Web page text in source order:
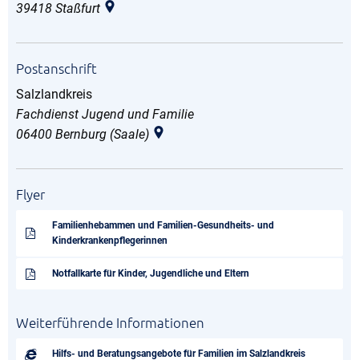
39418 Staßfurt
Postanschrift
Salzlandkreis
Fachdienst Jugend und Familie
06400 Bernburg (Saale)
Flyer
Familienhebammen und Familien-Gesundheits- und
Kinderkrankenpflegerinnen
Notfallkarte für Kinder, Jugendliche und Eltern
Weiterführende Informationen
Hilfs- und Beratungsangebote für Familien im Salzlandkreis